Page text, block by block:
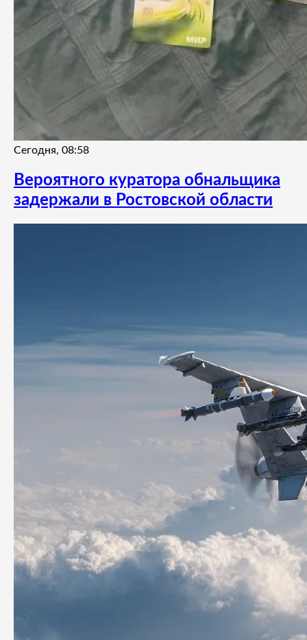
Сегодня, 08:58
Вероятного куратора обнальщика
задержали в Ростовской области